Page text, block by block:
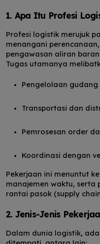
1. Apa Itu Profesi
Profesi logistik merujuk
menangani
pengawasan aliran
Tugas utamanya
Pengelolaan
Transportasi dan
Pemrosesan order
Koordinasi dengan
Pekerjaan ini menuntut
manajemen waktu, serta
rantai pasok (supply
2. Jenis-Jenis
Dalam dunia logistik,